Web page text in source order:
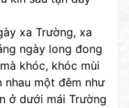
xa Trường, xa
ngày long đong
khóc, khóc mùi
nhau một đêm như
ở dưới mái Trường